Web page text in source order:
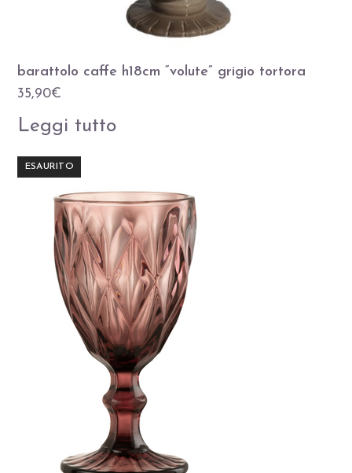
barattolo caffe h18cm “volute” grigio tortora
35,90€
Leggi tutto
ESAURITO